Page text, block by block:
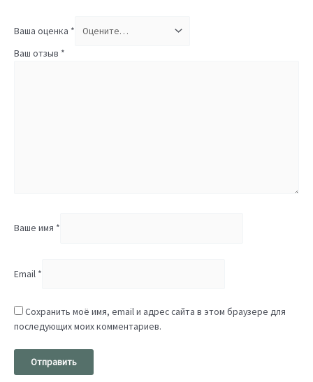
Ваша оценка *
Ваш отзыв *
Ваше имя *
Email *
Сохранить моё имя, email и адрес сайта в этом браузере для
последующих моих комментариев.